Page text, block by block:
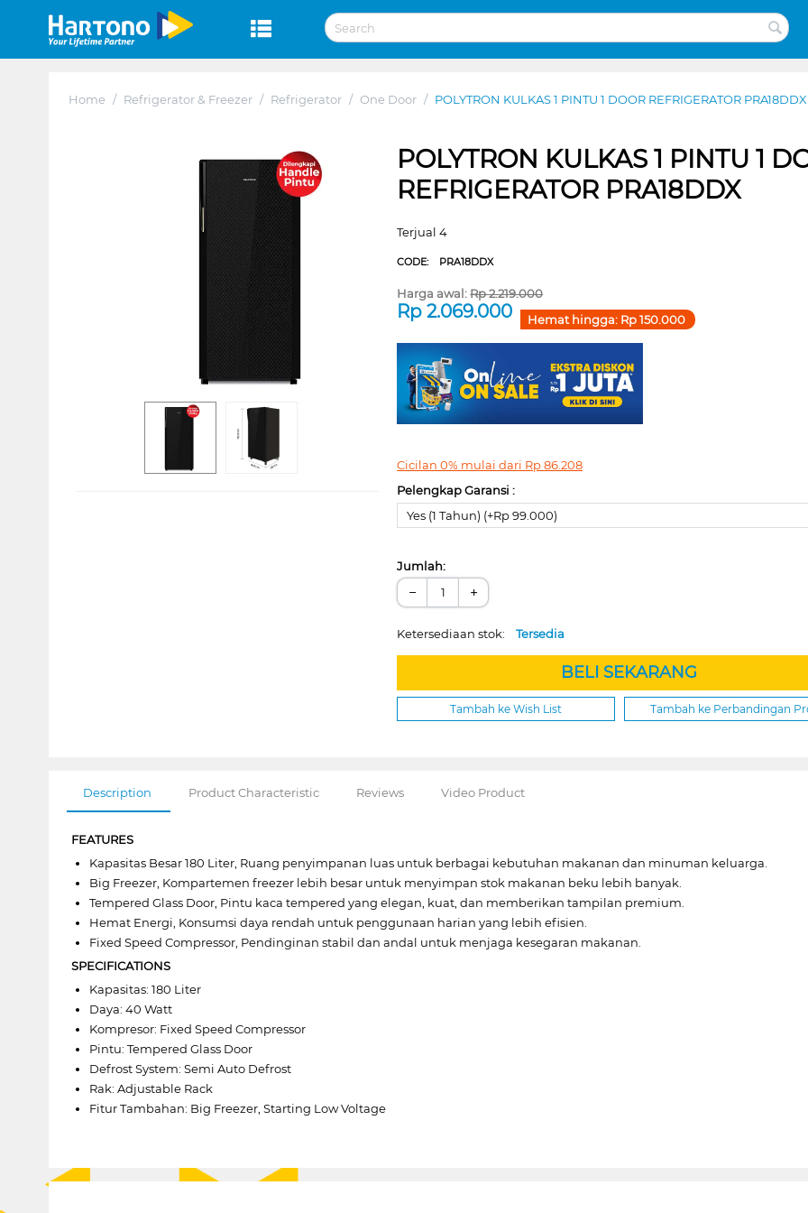
Home / Refrigerator & Freezer / Refrigerator / One Door / POLYTRON KULKAS 1 PINTU 1 DOOR REFRIGERATOR PRA18DDX
POLYTRON KULKAS 1 PINTU 1
REFRIGERATOR PRA18DDX
Terjual 4
CODE: PRA18DDX
Harga awal:Rp2.219.000
Rp2.069.000 Hemat hingga: Rp150.000
Cicilan 0% mulai dari Rp86.208
Pelengkap Garansi :
Yes (1 Tahun) (+Rp 99.000)
Jumlah:
− +
Ketersediaan stok:Tersedia
BELI SEKARANG
Tambah ke Wish List Tambah ke Perbandingan
Description Product Characteristic Reviews Video Product
FEATURES
Kapasitas Besar 180 Liter, Ruang penyimpanan luas untuk berbagai kebutuhan makanan dan minuman keluarga.
Big Freezer, Kompartemen freezer lebih besar untuk menyimpan stok makanan beku lebih banyak.
Tempered Glass Door, Pintu kaca tempered yang elegan, kuat, dan memberikan tampilan premium.
Hemat Energi, Konsumsi daya rendah untuk penggunaan harian yang lebih efisien.
Fixed Speed Compressor, Pendinginan stabil dan andal untuk menjaga kesegaran makanan.
SPECIFICATIONS
Kapasitas: 180 Liter
Daya: 40 Watt
Kompresor: Fixed Speed Compressor
Pintu: Tempered Glass Door
Defrost System: Semi Auto Defrost
Rak: Adjustable Rack
Fitur Tambahan: Big Freezer, Starting Low Voltage